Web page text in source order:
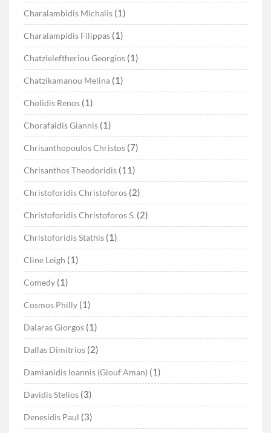
Charalambidis Michalis (1)
Charalampidis Filippas (1)
Chatzieleftheriou Georgios (1)
Chatzikamanou Melina (1)
Cholidis Renos (1)
Chorafaidis Giannis (1)
Chrisanthopoulos Christos (7)
Chrisanthos Theodoridis (11)
Christoforidis Christoforos (2)
Christoforidis Christoforos S. (2)
Christoforidis Stathis (1)
Cline Leigh (1)
Comedy (1)
Cosmos Philly (1)
Dalaras Giorgos (1)
Dallas Dimitrios (2)
Damianidis Ioannis (Giouf Aman) (1)
Davidis Stelios (3)
Denesidis Paul (3)